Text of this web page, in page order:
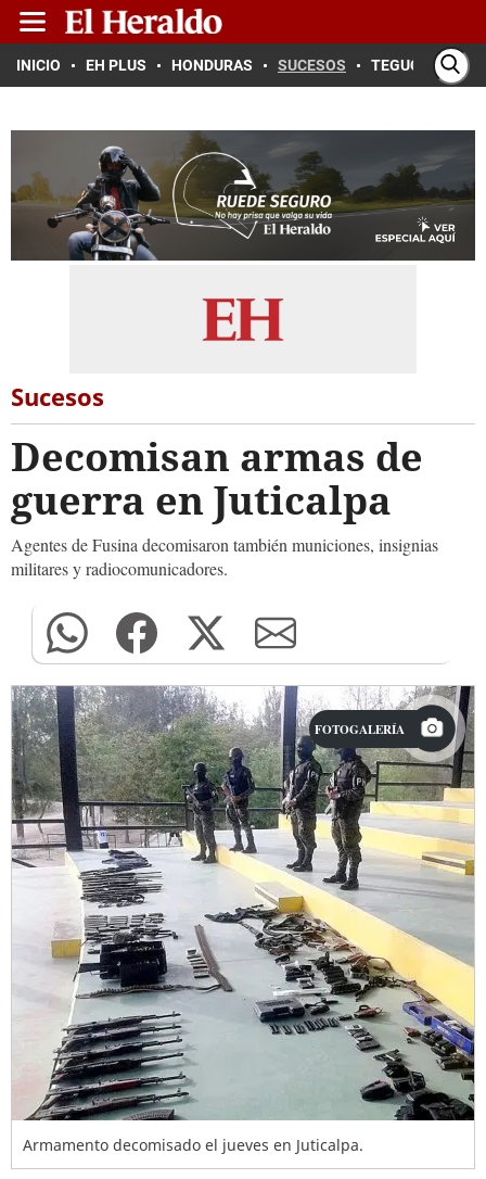
INICIO EH PLUS HONDURAS SUCESOS TEGUCIGALPA
Sucesos
Decomisan armas de
guerra en Juticalpa
Agentes de Fusina decomisaron también municiones, insignias
militares y radiocomunicadores.
FOTOGALERÍA
Armamento decomisado el jueves en Juticalpa.